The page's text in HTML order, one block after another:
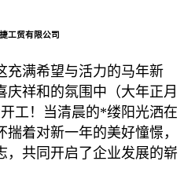
工贸有限公司
充满希望与活力的马年新
庆祥和的氛围中（大年正月
工！当清晨的*缕阳光洒在
着对新一年的美好憧憬，
，共同开启了企业发展的崭